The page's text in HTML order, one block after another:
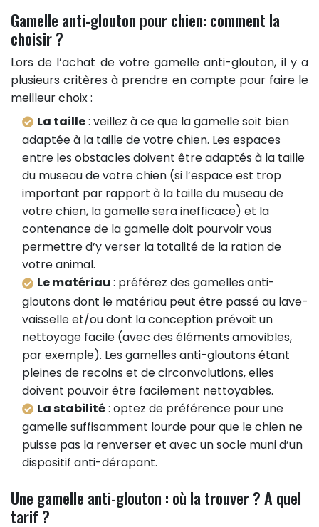
Gamelle anti-glouton pour chien: comment la
choisir ?
Lors de l’achat de votre gamelle anti-glouton, il y a
plusieurs critères à prendre en compte pour faire le
meilleur choix :
La taille: veillez à ce que la gamelle soit bien
adaptée à la taille de votre chien. Les espaces
entre les obstacles doivent être adaptés à la taille
du museau de votre chien (si l’espace est trop
important par rapport à la taille du museau de
votre chien, la gamelle sera inefficace) et la
contenance de la gamelle doit pourvoir vous
permettre d’y verser la totalité de la ration de
votre animal.
Le matériau : préférez des gamelles anti-
gloutons dont le matériau peut être passé au lave-
vaisselle et/ou dont la conception prévoit un
nettoyage facile (avec des éléments amovibles,
par exemple). Les gamelles anti-gloutons étant
pleines de recoins et de circonvolutions, elles
doivent pouvoir être facilement nettoyables.
La stabilité: optez de préférence pour une
gamelle suffisamment lourde pour que le chien ne
puisse pas la renverser et avec un socle muni d’un
dispositif anti-dérapant.
Une gamelle anti-glouton : où la trouver ? A quel
tarif ?